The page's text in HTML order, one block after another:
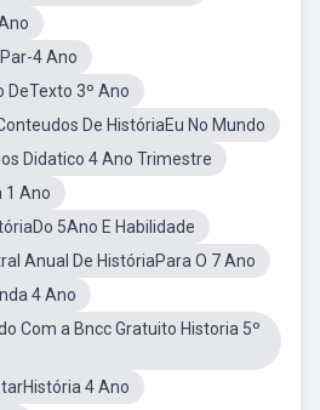
4 Ano
DeTexto 3º Ano
De HistóriaEu No Mundo
Didatico 4 Ano Trimestre
1 Ano
5Ano E Habilidade
Anual De HistóriaPara O 7 Ano
4 Ano
Com a Bncc Gratuito Historia 5º
4 Ano